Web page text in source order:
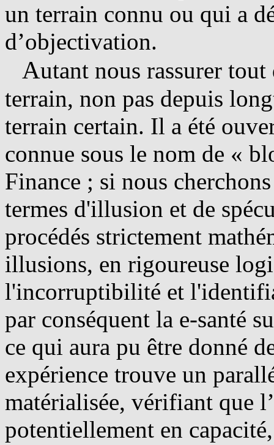
un terrain connu ou qui a
d’objectivation.
Autant nous rassurer
terrain, non pas depuis
terrain certain. Il a été
connue sous le nom de «
Finance ; si nous
termes d'illusion et de
procédés strictement
illusions, en rigoureuse
l'incorruptibilité et
par conséquent la e-santé
ce qui aura pu être donné
expérience trouve un
matérialisée, vérifiant que
potentiellement en